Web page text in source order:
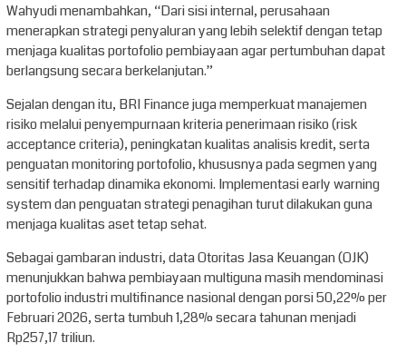
Wahyudi menambahkan, “Dari sisi internal, perusahaan
menerapkan strategi penyaluran yang lebih selektif dengan tetap
menjaga kualitas portofolio pembiayaan agar pertumbuhan dapat
berlangsung secara berkelanjutan.”
Sejalan dengan itu, BRI Finance juga memperkuat manajemen
risiko melalui penyempurnaan kriteria penerimaan risiko (risk
acceptance criteria), peningkatan kualitas analisis kredit, serta
penguatan monitoring portofolio, khususnya pada segmen yang
sensitif terhadap dinamika ekonomi. Implementasi early warning
system dan penguatan strategi penagihan turut dilakukan guna
menjaga kualitas aset tetap sehat.
Sebagai gambaran industri, data Otoritas Jasa Keuangan (OJK)
menunjukkan bahwa pembiayaan multiguna masih mendominasi
portofolio industri multifinance nasional dengan porsi 50,22% per
Februari 2026, serta tumbuh 1,28% secara tahunan menjadi
Rp257,17 triliun.